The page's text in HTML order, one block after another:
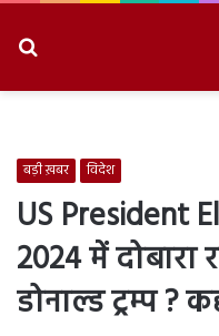
बड़ी ख़बर विदेश
US President
2024 में दोबारा
डोनाल्ड ट्रम्प ?